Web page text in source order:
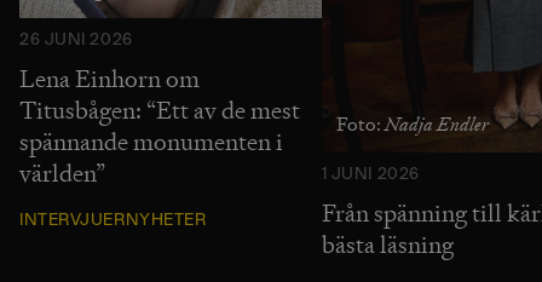
26 JUNI 2026
Lena Einhorn om
Titusbågen: “Ett av de mest
spännande monumenten i
världen”
INTERVJUERNYHETER
Foto:Nadja Endler
1 JUNI 2026
Från spänning till
bästa läsning